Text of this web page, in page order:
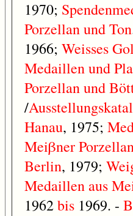
1970;
PorzellanundTon
1966; Weisses
Medaillenund
Porzellanund
/
Hanau, 1975;
Meiβner
Berlin, 1979;
Medaillen aus
1962bis 1969. -